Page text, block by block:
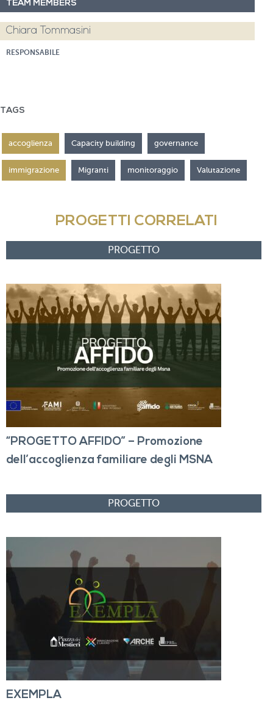
TEAM MEMBERS
Chiara Tommasini
RESPONSABILE
TAGS
accoglienza Capacity building governance
immigrazione Migranti monitoraggio Valutazione
PROGETTI CORRELATI
“PROGETTO AFFIDO” – Promozione
dell’accoglienza familiare degli MSNA
EXEMPLA